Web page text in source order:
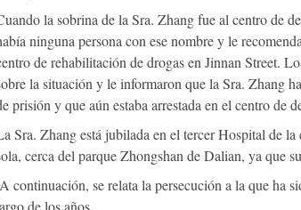
la sobrina de la Sra. Zhang fue al centro de
ninguna persona con ese nombre y le
de rehabilitación de drogas en Jinnan Street.
la situación y le informaron que la Sra. Zhang
prisión y que aún estaba arrestada en el centro de
Sra. Zhang está jubilada en el tercer Hospital de
cerca del parque Zhongshan de Dalian, ya que
continuación, se relata la persecución a la que ha
de los años.